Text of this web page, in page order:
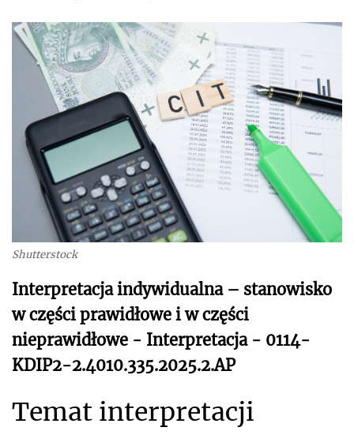
Shutterstock
Interpretacja indywidualna – stanowisko
w części prawidłowe i w części
nieprawidłowe - Interpretacja - 0114-
KDIP2-2.4010.335.2025.2.AP
Temat interpretacji